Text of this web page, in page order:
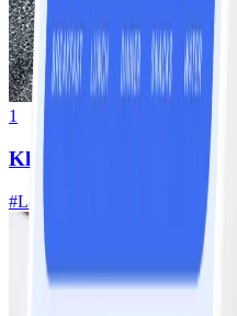
1
Klassisk vitkålssallad
#Lätt